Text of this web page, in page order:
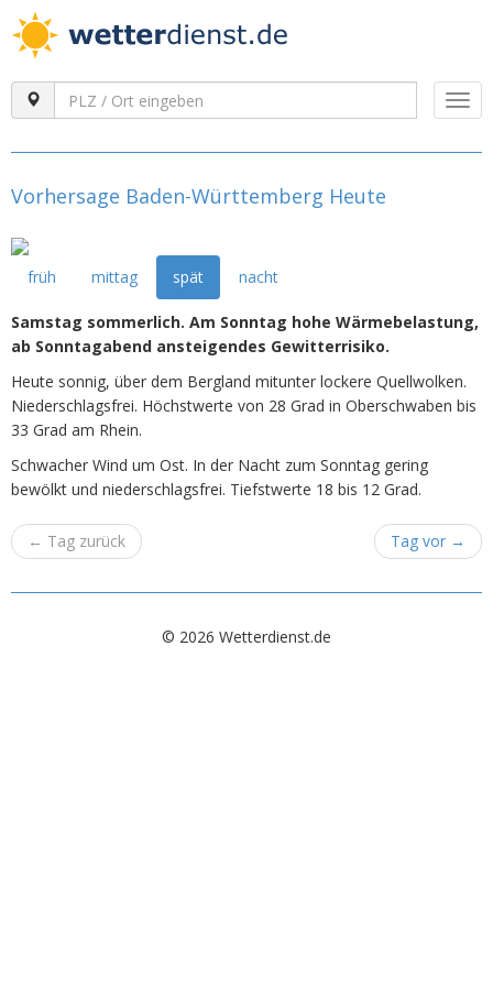
Vorhersage Baden-Württemberg Heute
früh mittag spät nacht
Samstag sommerlich. Am Sonntag hohe Wärmebelastung,
ab Sonntagabend ansteigendes Gewitterrisiko.
Heute sonnig, über dem Bergland mitunter lockere Quellwolken.
Niederschlagsfrei. Höchstwerte von 28 Grad in Oberschwaben bis
33 Grad am Rhein.
Schwacher Wind um Ost. In der Nacht zum Sonntag gering
bewölkt und niederschlagsfrei. Tiefstwerte 18 bis 12 Grad.
← Tag zurück Tag vor →
© 2026 Wetterdienst.de